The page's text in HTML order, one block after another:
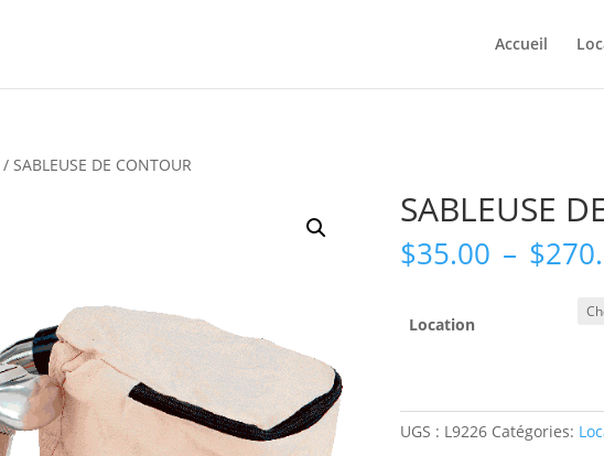
Accueil
/ SABLEUSE DE CONTOUR
SABLEUSE
$35.00 – $
Location
UGS : L9226 Catégories: